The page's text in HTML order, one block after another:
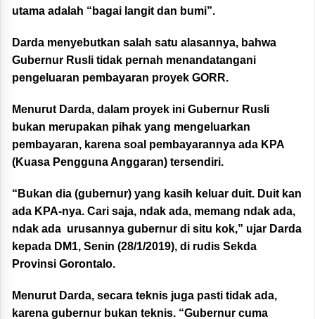
utama adalah “bagai langit dan bumi”.
Darda menyebutkan salah satu alasannya, bahwa
Gubernur Rusli tidak pernah menandatangani
pengeluaran pembayaran proyek GORR.
Menurut Darda, dalam proyek ini Gubernur Rusli
bukan merupakan pihak yang mengeluarkan
pembayaran, karena soal pembayarannya ada KPA
(Kuasa Pengguna Anggaran) tersendiri.
“Bukan dia (gubernur) yang kasih keluar duit. Duit kan
ada KPA-nya. Cari saja, ndak ada, memang ndak ada,
ndak ada urusannya gubernur di situ kok,” ujar Darda
kepada DM1, Senin (28/1/2019), di rudis Sekda
Provinsi Gorontalo.
Menurut Darda, secara teknis juga pasti tidak ada,
karena gubernur bukan teknis. “Gubernur cuma